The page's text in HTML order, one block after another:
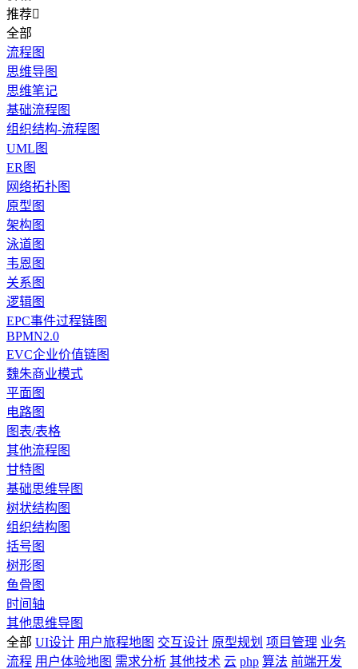
推荐
全部
流程图
思维导图
思维笔记
基础流程图
组织结构-流程图
UML图
ER图
网络拓扑图
原型图
架构图
泳道图
韦恩图
关系图
逻辑图
EPC事件过程链图
BPMN2.0
EVC企业价值链图
魏朱商业模式
平面图
电路图
图表/表格
其他流程图
甘特图
基础思维导图
树状结构图
组织结构图
括号图
树形图
鱼骨图
时间轴
其他思维导图
全部 UI设计 用户旅程地图 交互设计 原型规划 项目管理 业务
流程 用户体验地图 需求分析 其他技术 云 php 算法 前端开发